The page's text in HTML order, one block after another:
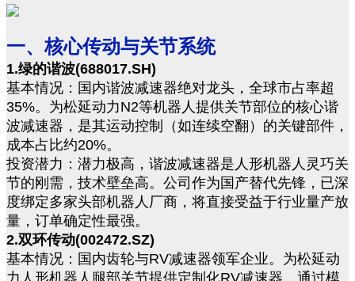
一、核心传动与关节系统
1.绿的谐波(688017.SH)
基本情况：国内谐波减速器绝对龙头，全球市占率超
35%。为松延动力N2等机器人提供关节部位的核心谐
波减速器，是其运动控制（如连续空翻）的关键部件，
成本占比约20%。
投资潜力：潜力极高，谐波减速器是人形机器人灵巧关
节的刚需，技术壁垒高。公司作为国产替代先锋，已深
度绑定多家头部机器人厂商，将直接受益于行业量产放
量，订单确定性最强。
2.双环传动(002472.SZ)
基本情况：国内齿轮与RV减速器领军企业。为松延动